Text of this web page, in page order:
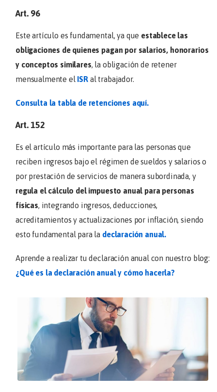
Art. 96
Este artículo es fundamental, ya que establece las
obligaciones de quienes pagan por salarios, honorarios
y conceptos similares, la obligación de retener
mensualmente el ISRal trabajador.
Consulta la tabla de retenciones aquí.
Art. 152
Es el artículo más importante para las personas que
reciben ingresos bajo el régimen de sueldos y salarios o
por prestación de servicios de manera subordinada, y
regula el cálculo del impuesto anual para personas
físicas, integrando ingresos, deducciones,
acreditamientos y actualizaciones por inflación, siendo
esto fundamental para la declaración anual.
Aprende a realizar tu declaración anual con nuestro blog:
¿Qué es la declaración anual y cómo hacerla?